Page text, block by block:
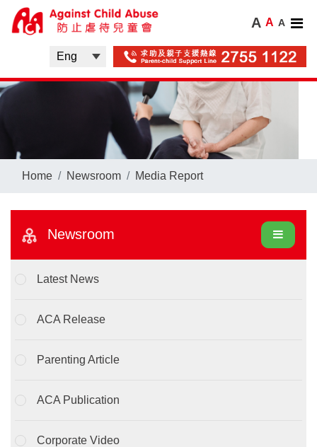
A A A
Home Newsroom Media Report
Newsroom
Latest News
ACA Release
Parenting Article
ACA Publication
Corporate Video